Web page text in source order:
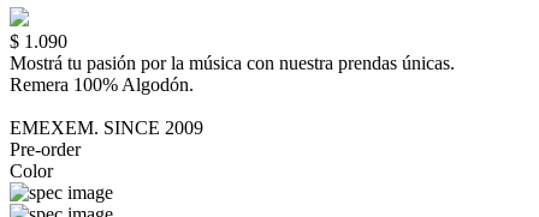
$ 1.090
Mostrá tu pasión por la música con nuestra prendas únicas.
Remera 100% Algodón.
EMEXEM. SINCE 2009
Pre-order
Color